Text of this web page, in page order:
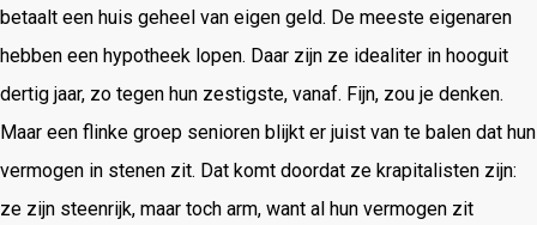
betaalt een huis geheel van eigen geld. De meeste eigenaren
hebben een hypotheek lopen. Daar zijn ze idealiter in hooguit
dertig jaar, zo tegen hun zestigste, vanaf. Fijn, zou je denken.
Maar een flinke groep senioren blijkt er juist van te balen dat hun
vermogen in stenen zit. Dat komt doordat ze krapitalisten zijn:
ze zijn steenrijk, maar toch arm, want al hun vermogen zit